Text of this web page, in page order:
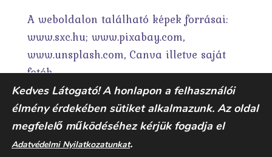
A weboldalon található képek forrásai:
www.sxc.hu; www.pixabay.com,
www.unsplash.com, Canva illetve saját
fotók.
Kedves Látogató! A honlapon a felhasználói
élmény érdekében sütiket alkalmazunk. Az oldal
megfelelő működéséhez kérjük fogadja el
Adatvédelmi Nyilatkozatunkat.